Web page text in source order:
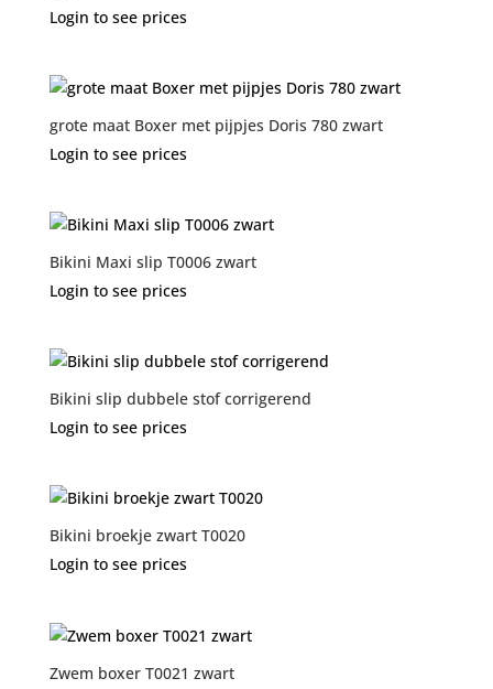
Login to see prices
grote maat Boxer met pijpjes Doris 780 zwart
Login to see prices
Bikini Maxi slip T0006 zwart
Login to see prices
Bikini slip dubbele stof corrigerend
Login to see prices
Bikini broekje zwart T0020
Login to see prices
Zwem boxer T0021 zwart